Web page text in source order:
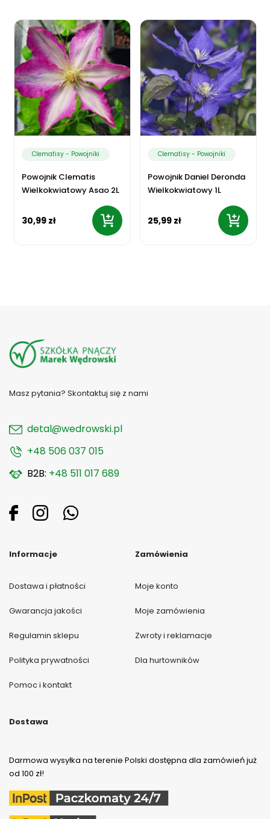
Clematisy - Powojniki
Powojnik Clematis
Wielkokwiatowy Asao 2L
30,99 zł
Clematisy - Powojniki
Powojnik Daniel Deronda
Wielkokwiatowy 1L
25,99 zł
Masz pytania? Skontaktuj się z nami
detal@wedrowski.pl
+48 506 037 015
B2B: +48 511 017 689
Informacje
Dostawa i płatności
Gwarancja jakości
Regulamin sklepu
Polityka prywatności
Pomoc i kontakt
Zamówienia
Moje konto
Moje zamówienia
Zwroty i reklamacje
Dla hurtowników
Dostawa
Darmowa wysyłka na terenie Polski dostępna dla zamówień już
od 100 zł!